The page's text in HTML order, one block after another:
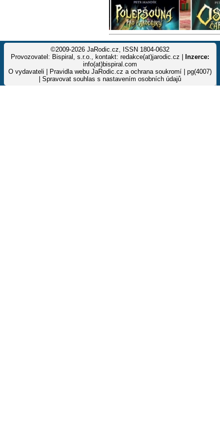
©2009-2026 JaRodic.cz, ISSN 1804-0632
Provozovatel: Bispiral, s.r.o., kontakt: redakce(at)jarodic.cz |
Inzerce:
info(at)bispiral.com
O vydavateli
Pravidla webu JaRodic.cz a ochrana soukromí | pg(4007)
Spravovat souhlas s nastavením osobních údajů